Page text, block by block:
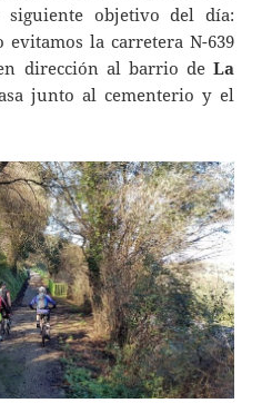
siguiente objetivo del día:
evitamos la carretera N-639
dirección al barrio de La
junto al cementerio y el